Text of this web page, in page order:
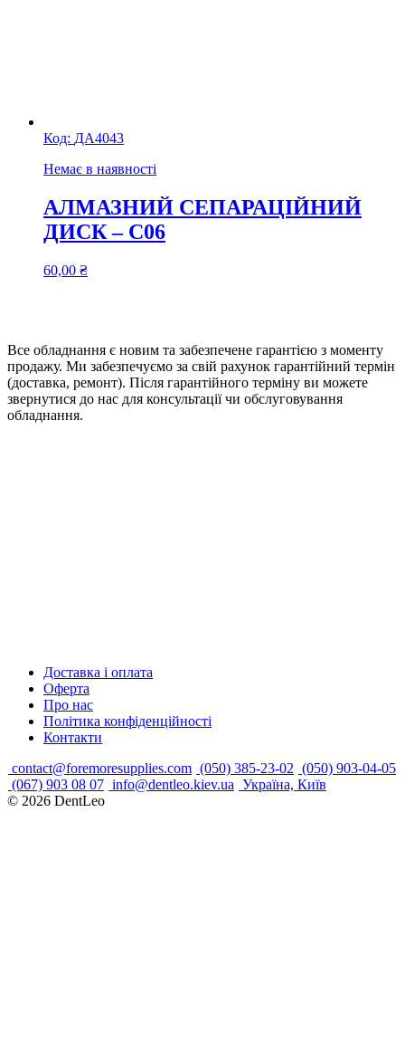
Код: ДА4043
Немає в наявності
АЛМАЗНИЙ СЕПАРАЦІЙНИЙ
ДИСК – C06
60,00 ₴
Все обладнання є новим та забезпечене гарантією з моменту
продажу. Ми забезпечуємо за свій рахунок гарантійний термін
(доставка, ремонт). Після гарантійного терміну ви можете
звернутися до нас для консультації чи обслуговування
обладнання.
Доставка і оплата
Оферта
Про нас
Політика конфіденційності
Контакти
contact@foremoresupplies.com (050) 385-23-02 (050) 903-04-05
(067) 903 08 07 info@dentleo.kiev.ua Україна, Київ
© 2026 DentLeo